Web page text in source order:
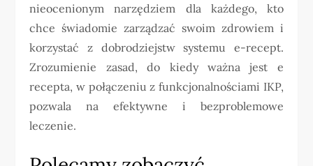
nieocenionym narzędziem dla każdego, kto
chce świadomie zarządzać swoim zdrowiem i
korzystać z dobrodziejstw systemu e-recept.
Zrozumienie zasad, do kiedy ważna jest e
recepta, w połączeniu z funkcjonalnościami IKP,
pozwala na efektywne i bezproblemowe
leczenie.